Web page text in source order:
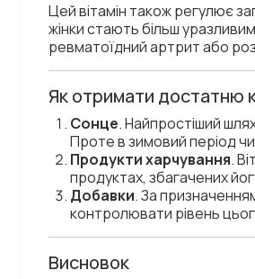
Цей вітамін також регулює
жінки стають більш
ревматоїдний артрит або
Як отримати достатню
Сонце. Найпростіший
Проте в зимовий період
Продукти харчування.
продуктах, збагачених
Добавки. За
контролювати рівень
Висновок